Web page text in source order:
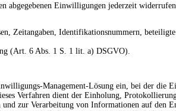
abgegebenen Einwilligungen jederzeit
Zeitangaben, Identifikationsnummern, beteiligte
(Art. 6 Abs. 1 S. 1 lit. a) DSGVO).
Management-Lösung ein, bei der die
Verfahren dient der Einholung,
zur Verarbeitung von Informationen auf den